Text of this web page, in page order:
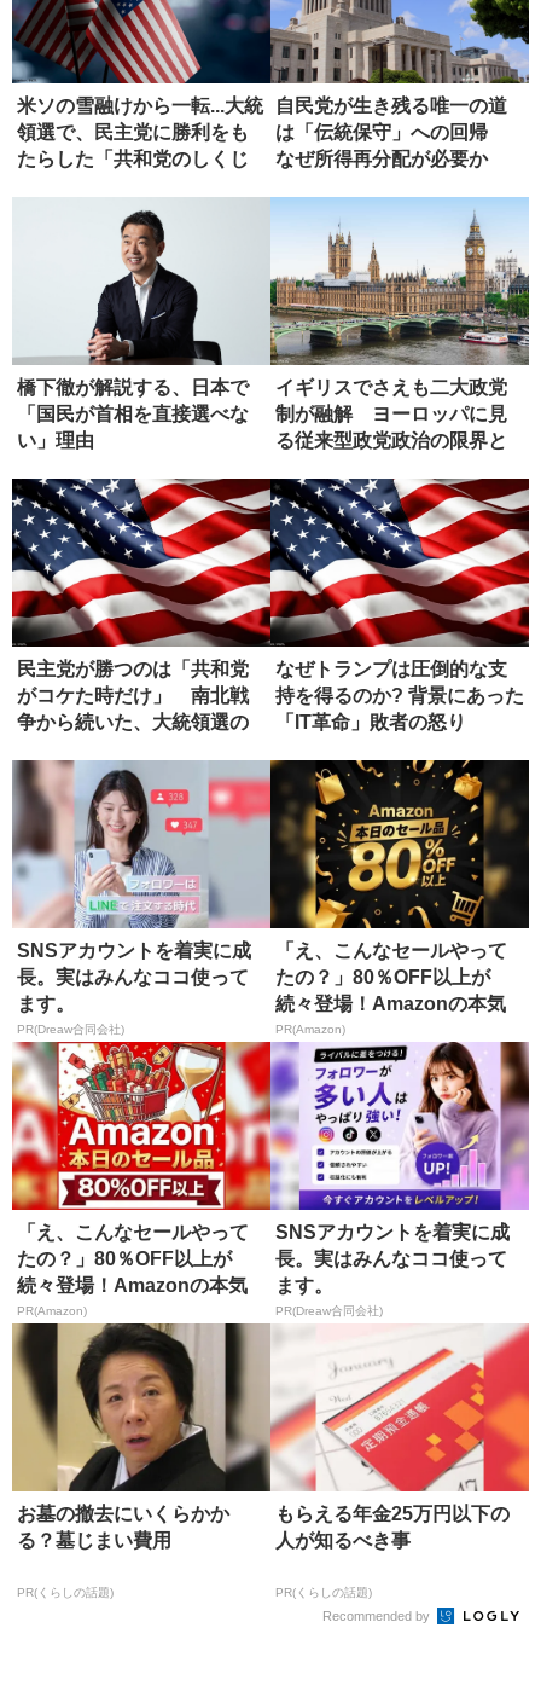
米ソの雪融けから一転...大統
領選で、民主党に勝利をも
たらした「共和党のしくじ
自民党が生き残る唯一の道
は「伝統保守」への回帰
なぜ所得再分配が必要か
橋下徹が解説する、日本で
「国民が首相を直接選べな
い」理由
イギリスでさえも二大政党
制が融解 ヨーロッパに見
る従来型政党政治の限界と
民主党が勝つのは「共和党
がコケた時だけ」 南北戦
争から続いた、大統領選の
なぜトランプは圧倒的な支
持を得るのか? 背景にあった
「IT革命」敗者の怒り
SNSアカウントを着実に成
長。実はみんなココ使って
ます。
PR(Dreaw合同会社)
「え、こんなセールやって
たの？」80％OFF以上が
続々登場！Amazonの本気
が...
PR(Amazon)
「え、こんなセールやって
たの？」80％OFF以上が
続々登場！Amazonの本気
が...
PR(Amazon)
SNSアカウントを着実に成
長。実はみんなココ使って
ます。
PR(Dreaw合同会社)
お墓の撤去にいくらかか
る？墓じまい費用
PR(くらしの話題)
もらえる年金25万円以下の
人が知るべき事
PR(くらしの話題)
Recommended by